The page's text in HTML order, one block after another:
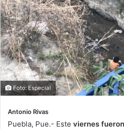
Foto: Especial
Antonio Rivas
Puebla, Pue.- Este viernes